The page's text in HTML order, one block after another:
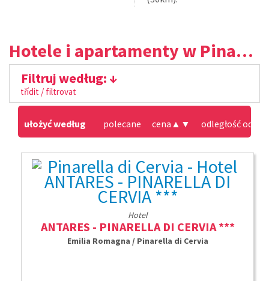
Hotele i apartamenty w Pinarella di Cervia
Filtruj według:
třídit / filtrovat
ułożyć według polecane cena ▲ ▼ odległość od
Hotel
ANTARES - PINARELLA DI CERVIA ***
Emilia Romagna / Pinarella di Cervia